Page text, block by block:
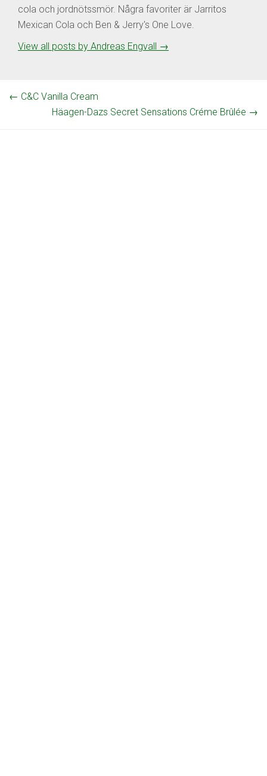
cola och jordnötssmör. Några favoriter är Jarritos
Mexican Cola och Ben & Jerry's One Love.
View all posts by Andreas Engvall →
← C&C Vanilla Cream
Häagen-Dazs Secret Sensations Créme Brûlée →